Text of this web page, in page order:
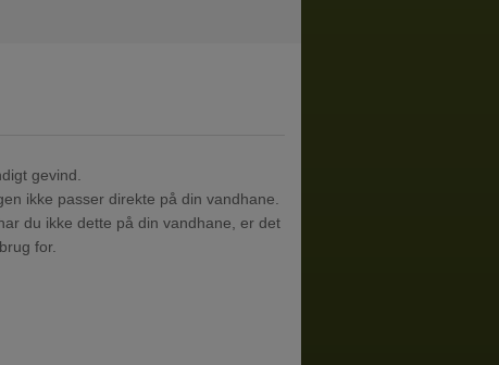
gevind.
ikke passer direkte på din vandhane.
du ikke dette på din vandhane, er det
for.